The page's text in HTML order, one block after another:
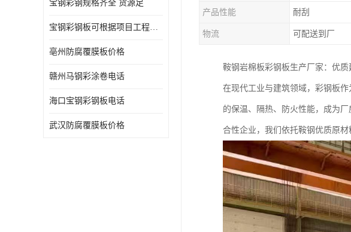
宝钢彩钢规格齐全 货源足
宝钢彩钢板可根据项目工程定制
亳州防腐覆膜板价格
赣州马钢彩涂卷电话
海口宝钢彩钢板电话
武汉防腐覆膜板价格
产品性能 耐刮
物流 可配送到厂
鞍钢岩棉板彩钢板生产厂家：优
在现代工业与建筑领域，彩钢板
的保温、隔热、防火性能，成为
合性企业，我们依托鞍钢优质原